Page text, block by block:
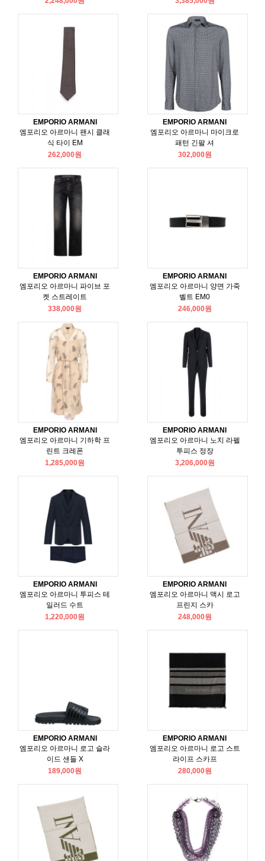
EMPORIO ARMANI
엠포리오 아르마니 팬시 클래
식 타이 EM
262,000원
EMPORIO ARMANI
엠포리오 아르마니 마이크로
패턴 긴팔 셔
302,000원
EMPORIO ARMANI
엠포리오 아르마니 파이브 포
켓 스트레이트
338,000원
EMPORIO ARMANI
엠포리오 아르마니 양면 가죽
벨트 EM0
246,000원
EMPORIO ARMANI
엠포리오 아르마니 기하학 프
린트 크레폰
1,285,000원
EMPORIO ARMANI
엠포리오 아르마니 노치 라펠
투피스 정장
3,206,000원
EMPORIO ARMANI
엠포리오 아르마니 투피스 테
일러드 수트
1,220,000원
EMPORIO ARMANI
엠포리오 아르마니 맥시 로고
프린지 스카
248,000원
EMPORIO ARMANI
엠포리오 아르마니 로고 슬라
이드 샌들 X
189,000원
EMPORIO ARMANI
엠포리오 아르마니 로고 스트
라이프 스카프
280,000원